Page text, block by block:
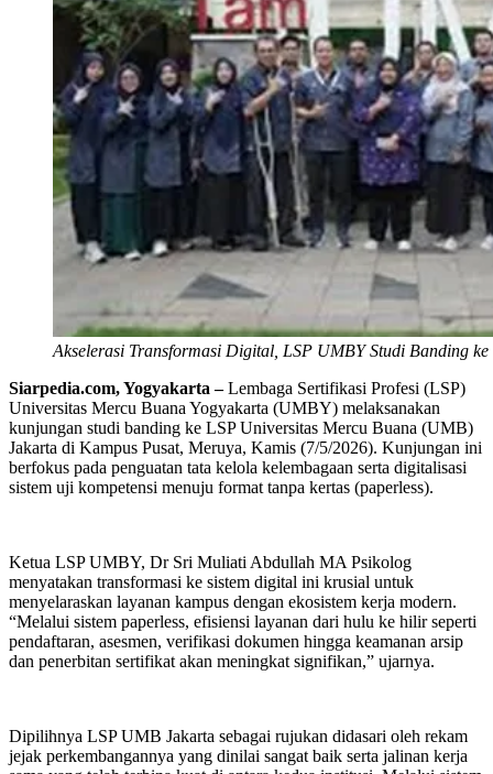
Akselerasi Transformasi Digital, LSP UMBY Studi Banding
Siarpedia.com, Yogyakarta –Lembaga Sertifikasi Profesi (LSP)
Universitas Mercu Buana Yogyakarta (UMBY) melaksanakan
kunjungan studi banding ke LSP Universitas Mercu Buana (UMB)
Jakarta di Kampus Pusat, Meruya, Kamis (7/5/2026). Kunjungan ini
berfokus pada penguatan tata kelola kelembagaan serta digitalisasi
sistem uji kompetensi menuju format tanpa kertas (paperless).
Ketua LSP UMBY, Dr Sri Muliati Abdullah MA Psikolog
menyatakan transformasi ke sistem digital ini krusial untuk
menyelaraskan layanan kampus dengan ekosistem kerja modern.
“Melalui sistem paperless, efisiensi layanan dari hulu ke hilir seperti
pendaftaran, asesmen, verifikasi dokumen hingga keamanan arsip
dan penerbitan sertifikat akan meningkat signifikan,” ujarnya.
Dipilihnya LSP UMB Jakarta sebagai rujukan didasari oleh rekam
jejak perkembangannya yang dinilai sangat baik serta jalinan kerja